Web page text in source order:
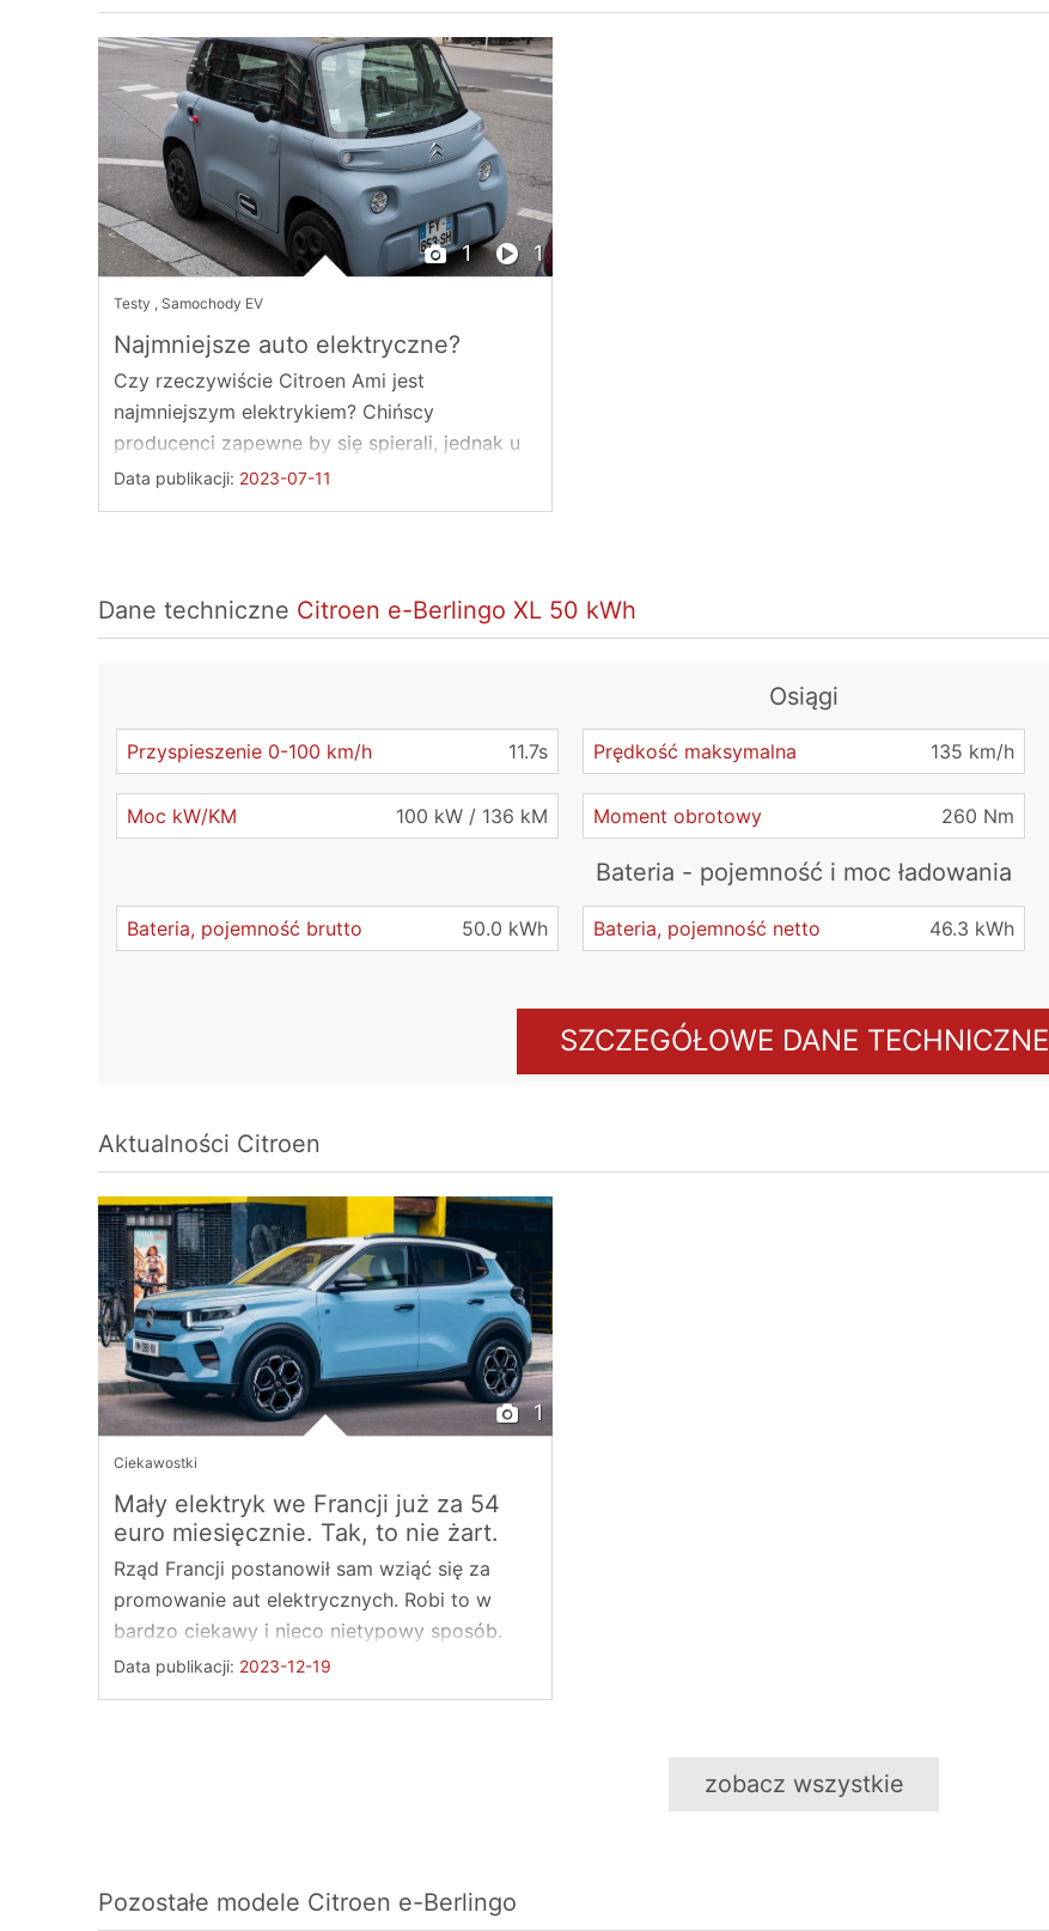
1 1
Testy Samochody EV
Najmniejsze auto elektryczne?
Czy rzeczywiście Citroen Ami jest
najmniejszym elektrykiem? Chińscy
producenci zapewne by się spierali, jednak u
nas na Starym Kontynencie na ...
Data publikacji: 2023-07-11
Dane techniczne Citroen e-Berlingo XL 50 kWh
Osiągi
Przyspieszenie 0-100 km/h 11.7s Prędkość maksymalna 135 km/h
Moc kW/KM 100 kW / 136 kM Moment obrotowy 260 Nm
Bateria - pojemność i moc ładowania
Bateria, pojemność brutto 50.0 kWh Bateria, pojemność netto 46.3 kWh
SZCZEGÓŁOWE DANE TECHNICZNE
Aktualności Citroen
1
Ciekawostki
Mały elektryk we Francji już za 54
euro miesięcznie. Tak, to nie żart.
Rząd Francji postanowił sam wziąć się za
promowanie aut elektrycznych. Robi to w
bardzo ciekawy i nieco nietypowy sposób.
Data publikacji: 2023-12-19
zobacz wszystkie
Pozostałe modele Citroen e-Berlingo